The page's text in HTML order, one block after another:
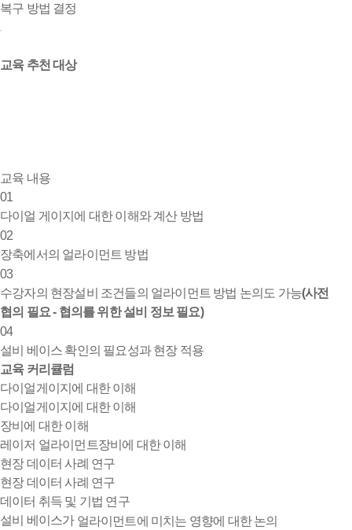
복구 방법 결정
교육 추천 대상
교육 내용
01
다이얼 게이지에 대한 이해와 계산 방법
02
장축에서의 얼라이먼트 방법
03
수강자의 현장설비 조건들의 얼라이먼트 방법 논의도 가능(사전
협의 필요 - 협의를 위한 설비 정보 필요)
04
설비 베이스 확인의 필요성과 현장 적용
교육 커리큘럼
다이얼게이지에 대한 이해
다이얼게이지에 대한 이해
장비에 대한 이해
레이저 얼라이먼트장비에 대한 이해
현장 데이터 사례 연구
현장 데이터 사례 연구
데이터 취득 및 기법 연구
설비 베이스가 얼라이먼트에 미치는 영향에 대한 논의